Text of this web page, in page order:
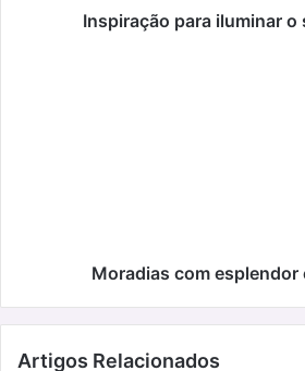
Inspiração para iluminar o
Moradias com esplendor
Artigos Relacionados